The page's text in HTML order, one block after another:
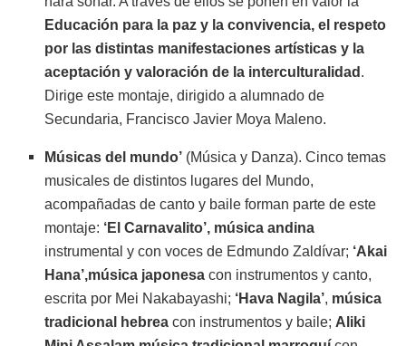
Educación para la paz y la convivencia, el respeto
por las distintas manifestaciones artísticas y la
aceptación y valoración de la interculturalidad .
Dirige este montaje, dirigido a alumnado de
Secundaria, Francisco Javier Moya Maleno.
Músicas del mundo’ (Música y Danza). Cinco temas
musicales de distintos lugares del Mundo,
acompañadas de canto y baile forman parte de este
montaje: ‘El Carnavalito’, música andina
instrumental y con voces de Edmundo Zaldívar; ‘Akai
Hana’,música japonesa con instrumentos y canto,
escrita por Mei Nakabayashi; ‘Hava Nagila’, música
tradicional hebrea con instrumentos y baile; Aliki